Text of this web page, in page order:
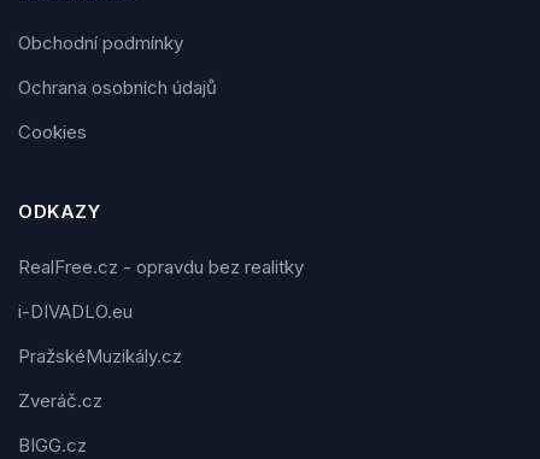
Obchodní podmínky
Ochrana osobních údajů
Cookies
ODKAZY
RealFree.cz - opravdu bez realitky
i-DIVADLO.eu
PražskéMuzikály.cz
Zveráč.cz
BIGG.cz